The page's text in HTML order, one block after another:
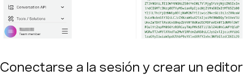
Conectarse a la sesión y crear un editor